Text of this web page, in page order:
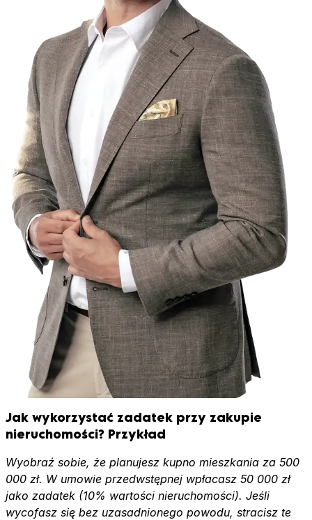
Jak wykorzystać zadatek przy zakupie
nieruchomości? Przykład
Wyobraź sobie, że planujesz kupno mieszkania za 500
000 zł. W umowie przedwstępnej wpłacasz 50 000 zł
jako zadatek (10% wartości nieruchomości). Jeśli
wycofasz się bez uzasadnionego powodu, stracisz te